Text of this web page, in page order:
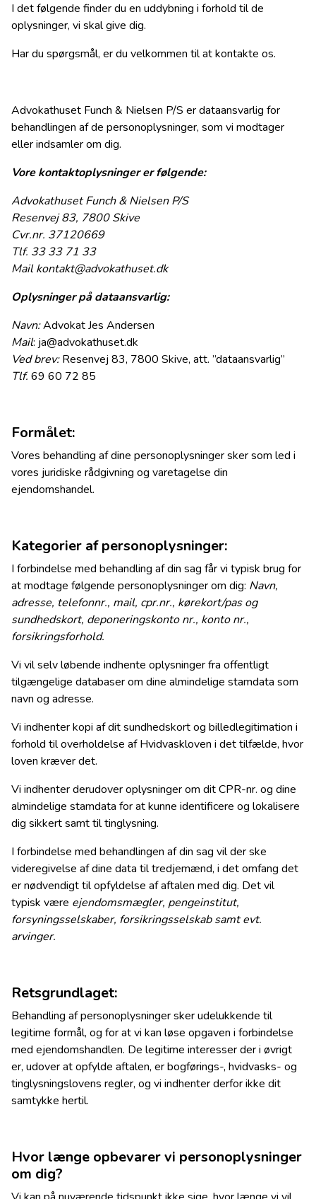
I det følgende finder du en uddybning i forhold til de
oplysninger, vi skal give dig.
Har du spørgsmål, er du velkommen til at kontakte os.
Advokathuset Funch & Nielsen P/S er dataansvarlig for
behandlingen af de personoplysninger, som vi modtager
eller indsamler om dig.
Vore kontaktoplysninger er følgende:
Advokathuset Funch & Nielsen P/S
Resenvej 83, 7800 Skive
Cvr.nr. 37120669
Tlf. 33 33 71 33
Mail kontakt@advokathuset.dk
Oplysninger på dataansvarlig:
Navn:Advokat Jes Andersen
Mail: ja@advokathuset.dk
Ved brev:Resenvej 83, 7800 Skive, att. ”dataansvarlig”
Tlf.69 60 72 85
Formålet:
Vores behandling af dine personoplysninger sker som led i
vores juridiske rådgivning og varetagelse din
ejendomshandel.
Kategorier af personoplysninger:
I forbindelse med behandling af din sag får vi typisk brug for
at modtage følgende personoplysninger om dig: Navn,
adresse, telefonnr., mail, cpr.nr., kørekort/pas og
sundhedskort, deponeringskonto nr., konto nr.,
forsikringsforhold.
Vi vil selv løbende indhente oplysninger fra offentligt
tilgængelige databaser om dine almindelige stamdata som
navn og adresse.
Vi indhenter kopi af dit sundhedskort og billedlegitimation i
forhold til overholdelse af Hvidvaskloven i det tilfælde, hvor
loven kræver det.
Vi indhenter derudover oplysninger om dit CPR-nr. og dine
almindelige stamdata for at kunne identificere og lokalisere
dig sikkert samt til tinglysning.
I forbindelse med behandlingen af din sag vil der ske
videregivelse af dine data til tredjemænd, i det omfang det
er nødvendigt til opfyldelse af aftalen med dig. Det vil
typisk være ejendomsmægler, pengeinstitut,
forsyningsselskaber, forsikringsselskab samt evt.
arvinger.
Retsgrundlaget:
Behandling af personoplysninger sker udelukkende til
legitime formål, og for at vi kan løse opgaven i forbindelse
med ejendomshandlen. De legitime interesser der i øvrigt
er, udover at opfylde aftalen, er bogførings-, hvidvasks- og
tinglysningslovens regler, og vi indhenter derfor ikke dit
samtykke hertil.
Hvor længe opbevarer vi personoplysninger
om dig?